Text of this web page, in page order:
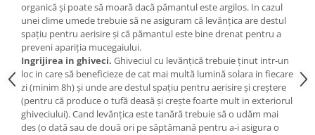
organică și poate să moară dacă pămantul este argilos. In cazul
unei clime umede trebuie să ne asiguram că levănțica are destul
spațiu pentru aerisire și că pămantul este bine drenat pentru a
preveni apariția mucegaiului.
Ingrijirea in ghiveci. Ghiveciul cu levănțică trebuie ținut intr-un
loc in care să beneficieze de cat mai multă lumină solara in fiecare
zi (minim 8h) și unde are destul spațiu pentru aerisire și creștere
(pentru că produce o tufă deasă și crește foarte mult in exteriorul
ghiveciului). Cand levănțica este tanără trebuie să o udăm mai
des (o dată sau de două ori pe săptămană pentru a-i asigura o